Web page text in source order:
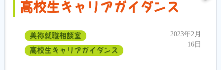
相談室とは？
利用者の声
高校生キャリアガイダンス
美祢就職相談室
高校生キャリアガイダンス
2023年2月
16日